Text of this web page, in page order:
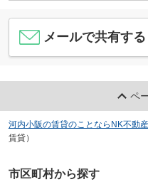
メールで共有する
ペ
河内小阪の賃貸のことならNK不動
賃貸）
市区町村から探す